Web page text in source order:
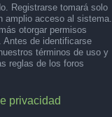
Registrarse tomará solo
amplio acceso al sistema.
otorgar permisos
Antes de identificarse
términos de uso y
reglas de los foros
privacidad